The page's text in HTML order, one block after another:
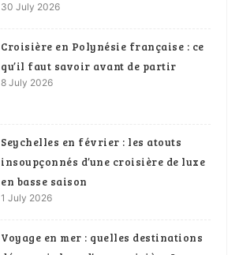
30 July 2026
Croisière en Polynésie française : ce
qu’il faut savoir avant de partir
8 July 2026
Seychelles en février : les atouts
insoupçonnés d’une croisière de luxe
en basse saison
1 July 2026
Voyage en mer : quelles destinations